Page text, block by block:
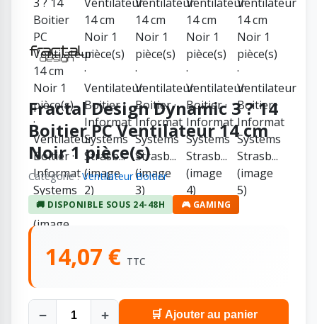
Fractal Design Dynamic 3 ? 14
Boitier PC Ventilateur 14 cm
Noir 1 pièce(s)
Catégorie :Ventilateur Boitier
🚚 DISPONIBLE SOUS 24-48H 🎮 GAMING
14,07 € TTC
− + 🛒 Ajouter au panier